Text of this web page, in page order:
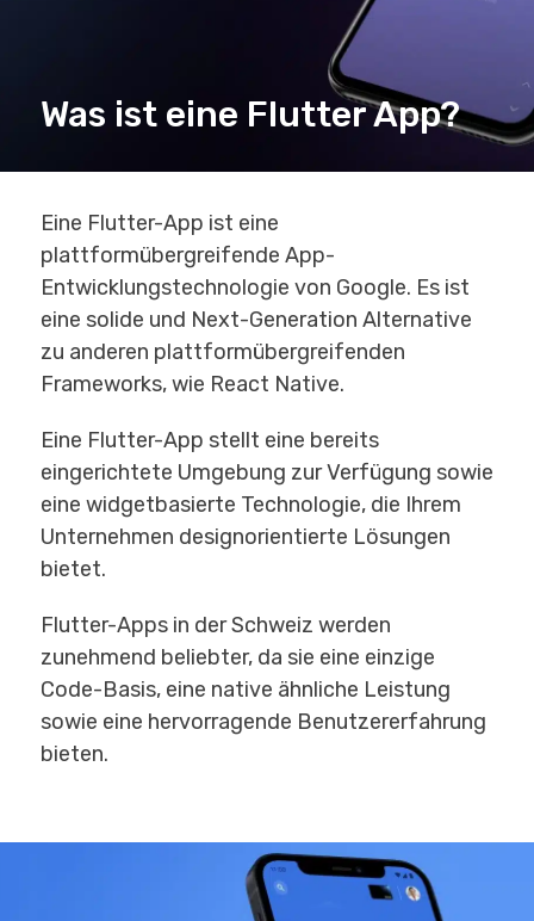
Was ist eine Flutter App?
Eine Flutter-App ist eine
plattformübergreifende App-
Entwicklungstechnologie von Google. Es ist
eine solide und Next-Generation Alternative
zu anderen plattformübergreifenden
Frameworks, wie React Native.
Eine Flutter-App stellt eine bereits
eingerichtete Umgebung zur Verfügung sowie
eine widgetbasierte Technologie, die Ihrem
Unternehmen designorientierte Lösungen
bietet.
Flutter-Apps in der Schweiz werden
zunehmend beliebter, da sie eine einzige
Code-Basis, eine native ähnliche Leistung
sowie eine hervorragende Benutzererfahrung
bieten.